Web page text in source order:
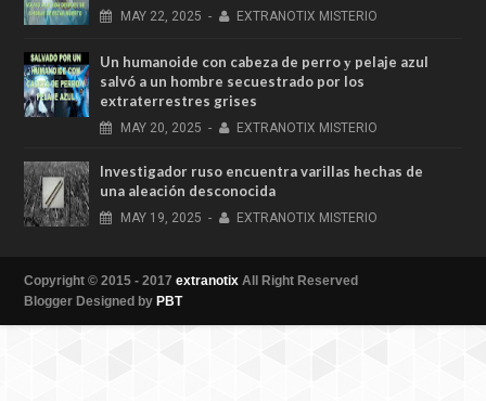
MAY 22, 2025 - EXTRANOTIX MISTERIO
Un humanoide con cabeza de perro у pelaje azul
salvó a un hombre secuestrado por los
extraterrestres grises
MAY 20, 2025 - EXTRANOTIX MISTERIO
Investigador ruso encuentra varillas hechas de
una aleación desconocida
MAY 19, 2025 - EXTRANOTIX MISTERIO
Copyright © 2015 - 2017 extranotix All Right Reserved
Blogger Designed by PBT